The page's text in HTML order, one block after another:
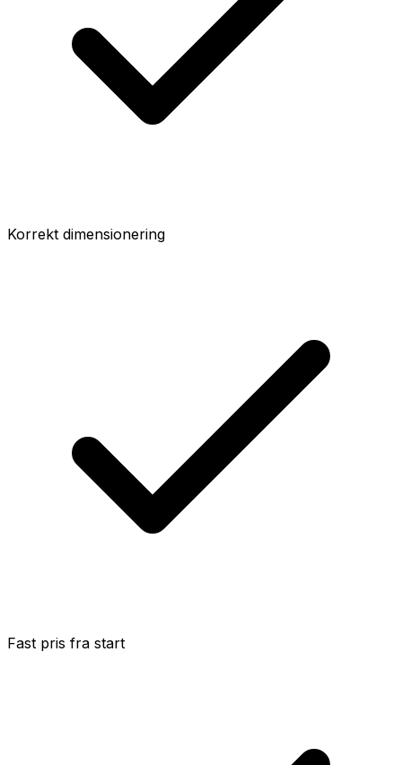
Korrekt dimensionering
Fast pris fra start